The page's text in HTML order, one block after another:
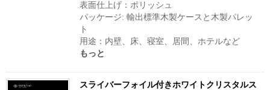
表面仕上げ：ポリッシュ
パッケージ: 輸出標準木製ケースと木製パレッ
ト
用途：内壁、床、寝室、居間、ホテルなど
もっと
スライバーフォイル付きホワイトクリスタルス